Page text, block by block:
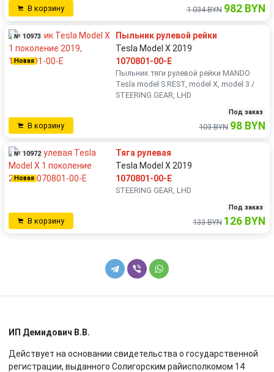
В корзину 1 034 BYN 982 BYN
Новая
№ 10973
Пыльник рулевой рейки
Tesla Model X 2019
1070801-00-E
Пыльник тяги рулевой рейки MANDO
Tesla model S REST, model X, model 3 /
STEERING GEAR, LHD
В корзину
Под заказ
103 BYN 98 BYN
Новая
№ 10972
Тяга рулевая
Tesla Model X 2019
1070801-00-E
STEERING GEAR, LHD
В корзину
Под заказ
133 BYN 126 BYN
ИП Демидович В.В.
Действует на основании свидетельства о государственной
регистрации, выданного Солигорским райисполкомом 14